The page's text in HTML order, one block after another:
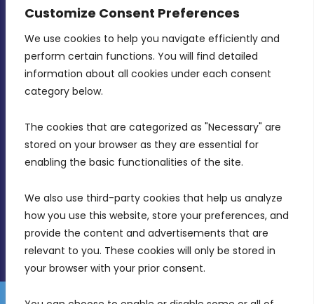
Customize Consent Preferences
We use cookies to help you navigate efficiently and
perform certain functions. You will find detailed
information about all cookies under each consent
category below.
The cookies that are categorized as "Necessary" are
stored on your browser as they are essential for
enabling the basic functionalities of the site.
We also use third-party cookies that help us analyze
how you use this website, store your preferences, and
provide the content and advertisements that are
relevant to you. These cookies will only be stored in
your browser with your prior consent.
Strategy
CONTACT INFO
MDIA, Twenty20 Business Centre, Triq l-
Birkirkara, CBD 3050
(356) 21 828 800
Office Hours: 7AM - 4PM